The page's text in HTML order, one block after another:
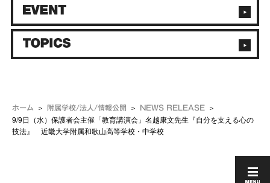
ホーム 附属学校/法人/情報公開 NEWS RELEASE
9/9日（水）保護者会主催「教育講演会」名越康文先生『自分を支える心の
技法』 近畿大学附属和歌山高等学校・中学校